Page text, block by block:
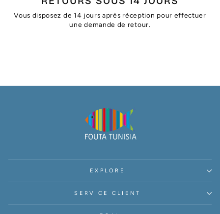
Vous disposez de 14 jours après réception pour effectuer
une demande de retour.
EXPLORE
SERVICE CLIENT